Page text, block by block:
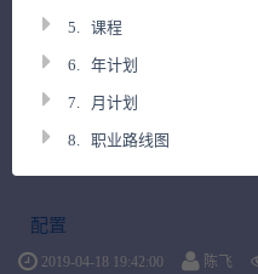
5. 课程
6. 年计划
7. 月计划
8. 职业路线图
配置
2019-04-18 19:42:00 陈飞